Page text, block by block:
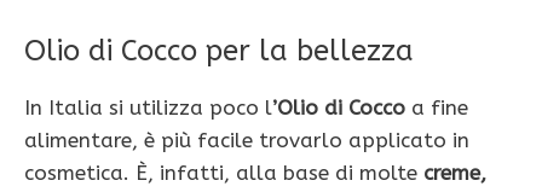
Olio di Cocco per la bellezza
In Italia si utilizza poco l’Olio di Cocco a fine
alimentare, è più facile trovarlo applicato in
cosmetica. È, infatti, alla base di molte creme,